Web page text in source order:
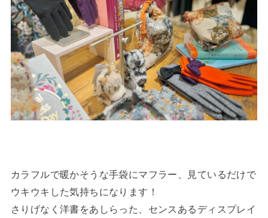
カラフルで暖かそうな手袋にマフラー、見ているだけで
ウキウキした気持ちになります！
さりげなく洋書をあしらった、センスあるディスプレイ